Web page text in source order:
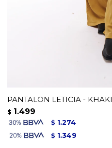
PANTALON LETICIA - KHAKI
$ 1.499
$ 1.274
$ 1.349